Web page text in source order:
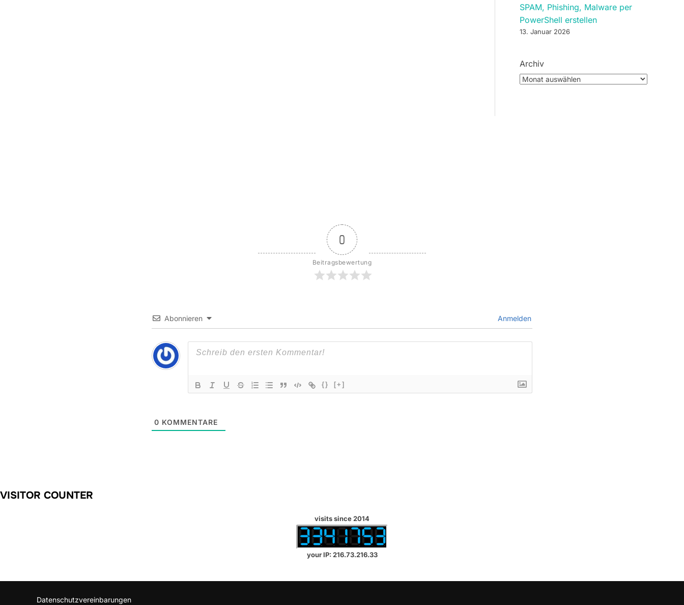
SPAM, Phishing, Malware per
PowerShell erstellen
13. Januar 2026
Archiv
0
Beitragsbewertung
Abonnieren Anmelden
{} [+]
0 KOMMENTARE
VISITOR COUNTER
visits since 2014
your IP: 216.73.216.33
Datenschutzvereinbarungen